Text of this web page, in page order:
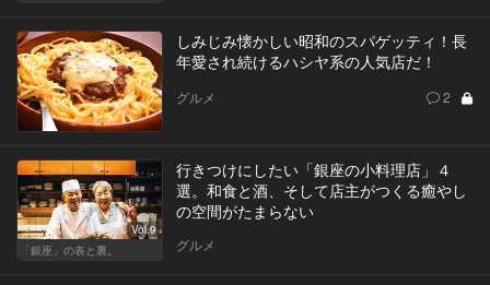
しみじみ懐かしい昭和のスパゲッティ！長
年愛され続けるハシヤ系の人気店だ！
グルメ 2
Vol.9
「銀座」の表と裏。
行きつけにしたい「銀座の小料理店」４
選。和食と酒、そして店主がつくる癒やし
の空間がたまらない
グルメ